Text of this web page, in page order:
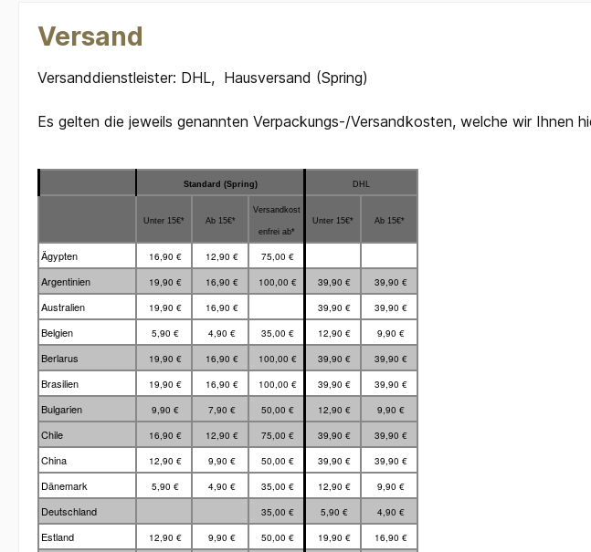
Versand
Versanddienstleister: DHL, Hausversand (Spring)
Es gelten die jeweils genannten Verpackungs-/Versandkosten, welche wir Ihnen
Standard (Spring) DHL
Unter 15€* Ab 15€*
Versandkost
enfrei ab*
Unter 15€* Ab 15€*
Ägypten 16,90 € 12,90 € 75,00 €
Argentinien 19,90 € 16,90 € 100,00 € 39,90 € 39,90 €
Australien 19,90 € 16,90 € 39,90 € 39,90 €
Belgien 5,90 € 4,90 € 35,00 € 12,90 € 9,90 €
Berlarus 19,90 € 16,90 € 100,00 € 39,90 € 39,90 €
Brasilien 19,90 € 16,90 € 100,00 € 39,90 € 39,90 €
Bulgarien 9,90 € 7,90 € 50,00 € 12,90 € 9,90 €
Chile 16,90 € 12,90 € 75,00 € 39,90 € 39,90 €
China 12,90 € 9,90 € 50,00 € 39,90 € 39,90 €
Dänemark 5,90 € 4,90 € 35,00 € 12,90 € 9,90 €
Deutschland 35,00 € 5,90 € 4,90 €
Estland 12,90 € 9,90 € 50,00 € 19,90 € 16,90 €